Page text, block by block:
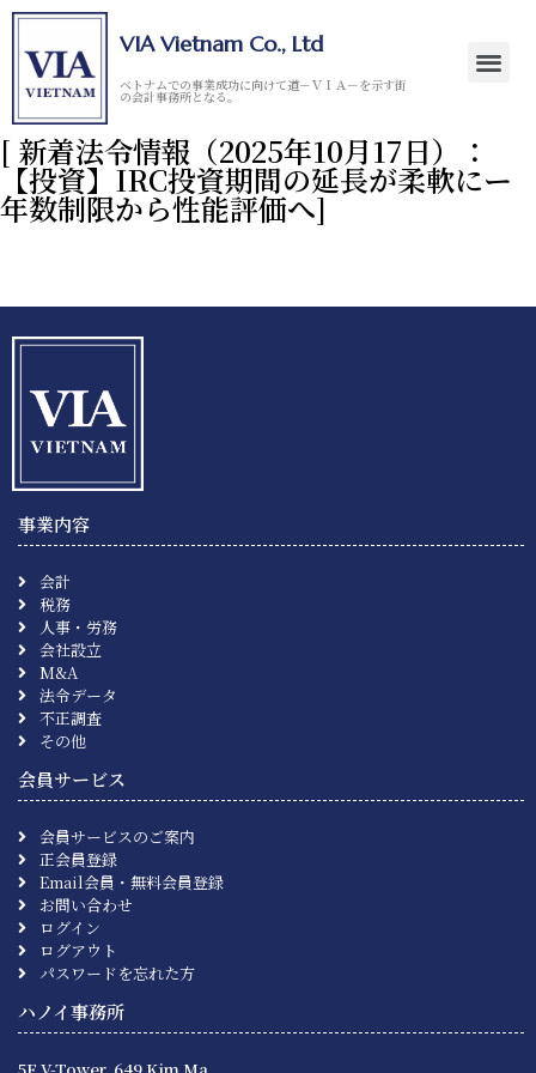
VIA Vietnam Co., Ltd
ベトナムでの事業成功に向けて道－ＶＩＡ－を示す街
の会計事務所となる。
[ 新着法令情報（2025年10月17日）：
【投資】IRC投資期間の延長が柔軟にー
年数制限から性能評価へ]
事業内容
会計
税務
人事・労務
会社設立
M&A
法令データ
不正調査
その他
会員サービス
会員サービスのご案内
正会員登録
Email会員・無料会員登録
お問い合わせ
ログイン
ログアウト
パスワードを忘れた方
ハノイ事務所